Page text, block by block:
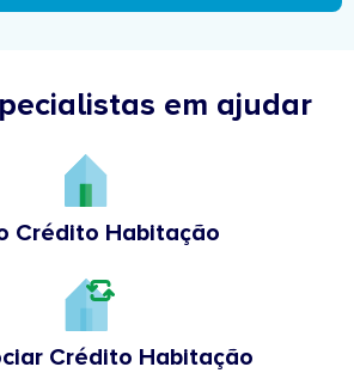
em ajudar
Crédito Habitação
Crédito Habitação